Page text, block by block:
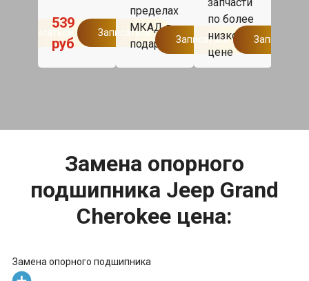
Записаться
539
руб
Записаться
пределах
МКАД в
подарок.
Записаться
по более
низкой
цене
Записаться
Замена опорного
подшипника Jeep Grand
Cherokee цена:
Замена опорного подшипника